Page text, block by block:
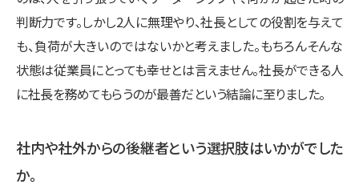
判断力です。しかし2人に無理やり、社長としての役割を与えて
も、負荷が大きいのではないかと考えました。もちろんそんな
状態は従業員にとっても幸せとは言えません。社長ができる人
に社長を務めてもらうのが最善だという結論に至りました。
社内や社外からの後継者という選択肢はいかがでした
か。